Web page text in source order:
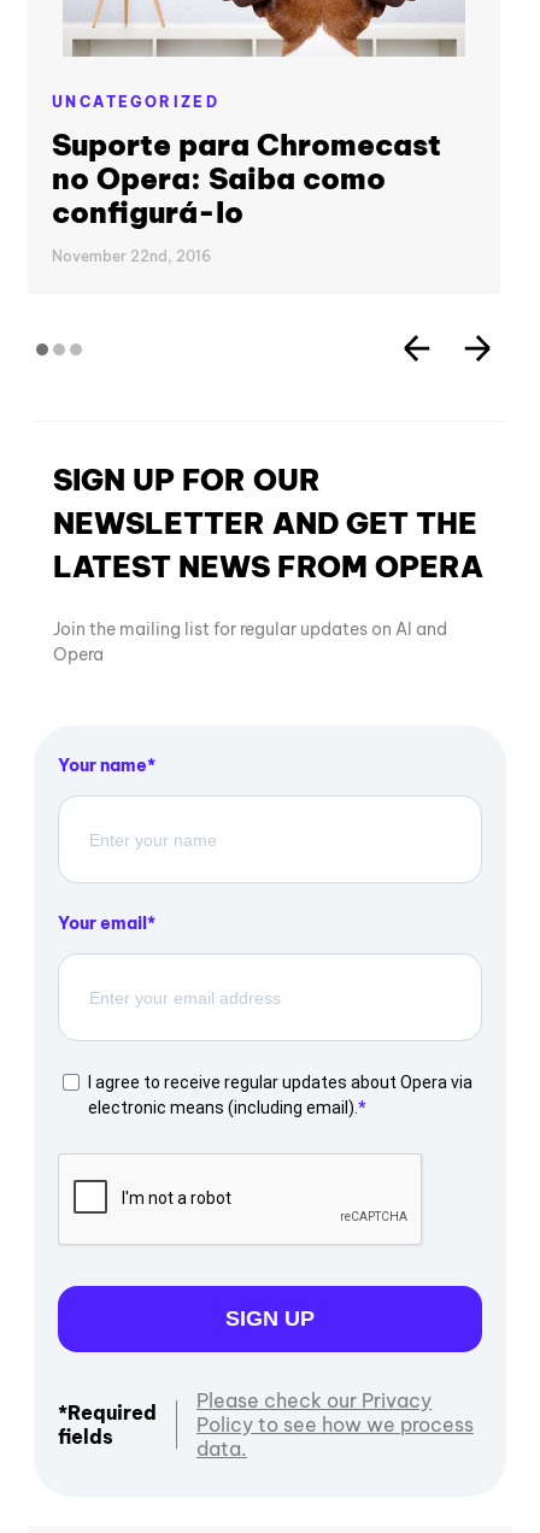
UNCATEGORIZED
Suporte para Chromecast
no Opera: Saiba como
configurá-lo
November 22nd, 2016
SIGN UP FOR OUR
NEWSLETTER AND GET THE
LATEST NEWS FROM OPERA
Join the mailing list for regular updates on AI and
Opera
Your name
Your email
I agree to receive regular updates about Opera via
electronic means (including email).
SIGN UP
*Required
fields
Please check our Privacy
Policy to see how we process
data.